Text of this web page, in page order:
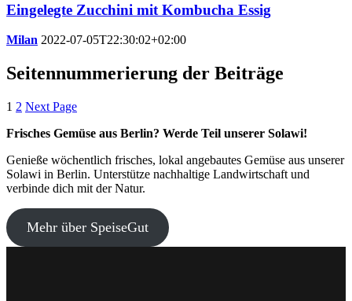
Eingelegte Zucchini mit Kombucha Essig
Milan 2022-07-05T22:30:02+02:00
Seitennummerierung der Beiträge
1 2 Next Page
Frisches Gemüse aus Berlin? Werde Teil unserer Solawi!
Genieße wöchentlich frisches, lokal angebautes Gemüse aus unserer
Solawi in Berlin. Unterstütze nachhaltige Landwirtschaft und
verbinde dich mit der Natur.
Mehr über SpeiseGut